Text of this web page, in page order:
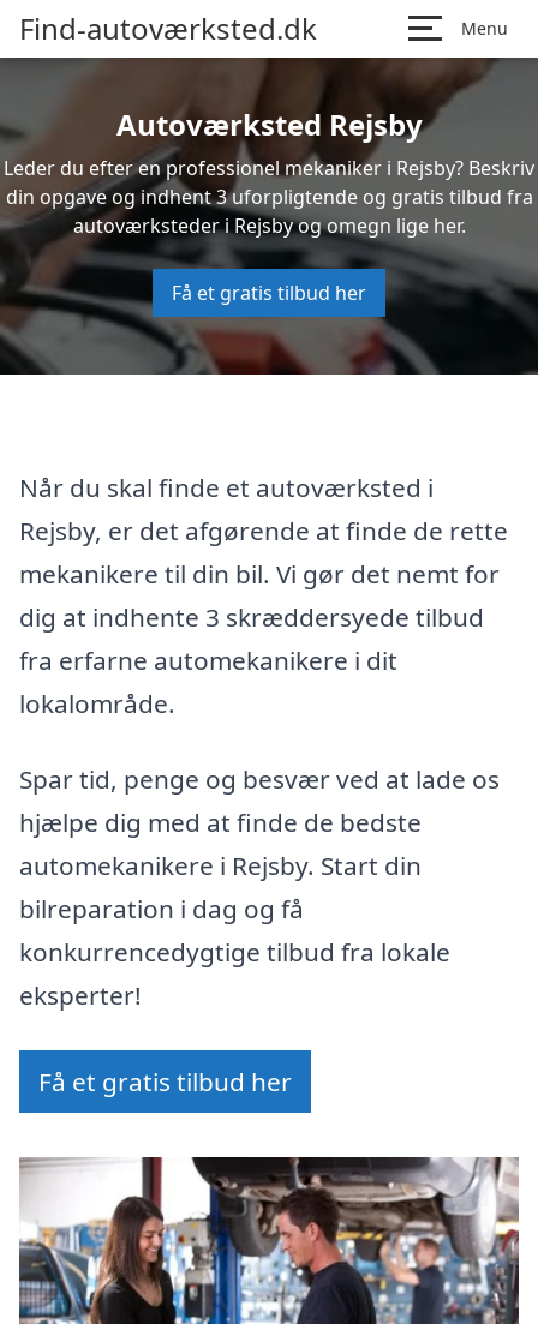
Find-autoværksted.dk Menu
Autoværksted Rejsby
Leder du efter en professionel mekaniker i Rejsby? Beskriv
din opgave og indhent 3 uforpligtende og gratis tilbud fra
autoværksteder i Rejsby og omegn lige her.
Få et gratis tilbud her
Når du skal finde et autoværksted i
Rejsby, er det afgørende at finde de rette
mekanikere til din bil. Vi gør det nemt for
dig at indhente 3 skræddersyede tilbud
fra erfarne automekanikere i dit
lokalområde.
Spar tid, penge og besvær ved at lade os
hjælpe dig med at finde de bedste
automekanikere i Rejsby. Start din
bilreparation i dag og få
konkurrencedygtige tilbud fra lokale
eksperter!
Få et gratis tilbud her